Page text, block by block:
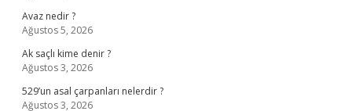
Avaz nedir ?
Ağustos 5, 2026
Ak saçlı kime denir ?
Ağustos 3, 2026
529’un asal çarpanları nelerdir ?
Ağustos 3, 2026